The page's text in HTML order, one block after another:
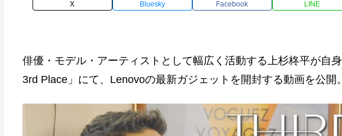
X Bluesky Facebook LINE
俳優・モデル・アーティストとして幅広く活動する上杉柊平が自
3rd Place」にて、Lenovoの最新ガジェットを開封する動画を公開。